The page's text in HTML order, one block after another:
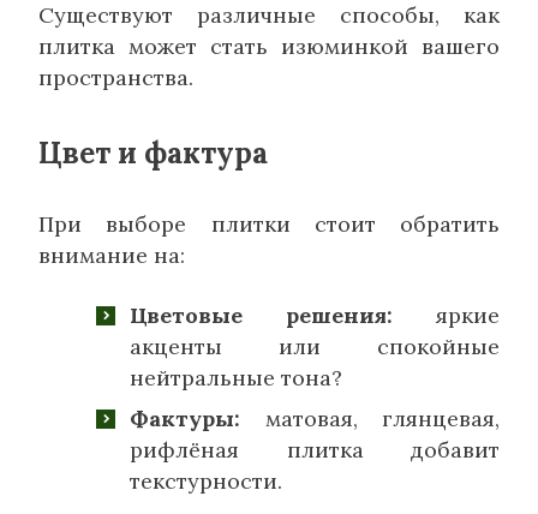
Существуют различные способы, как
плитка может стать изюминкой вашего
пространства.
Цвет и фактура
При выборе плитки стоит обратить
внимание на:
Цветовые решения: яркие
акценты или спокойные
нейтральные тона?
Фактуры: матовая, глянцевая,
рифлёная плитка добавит
текстурности.